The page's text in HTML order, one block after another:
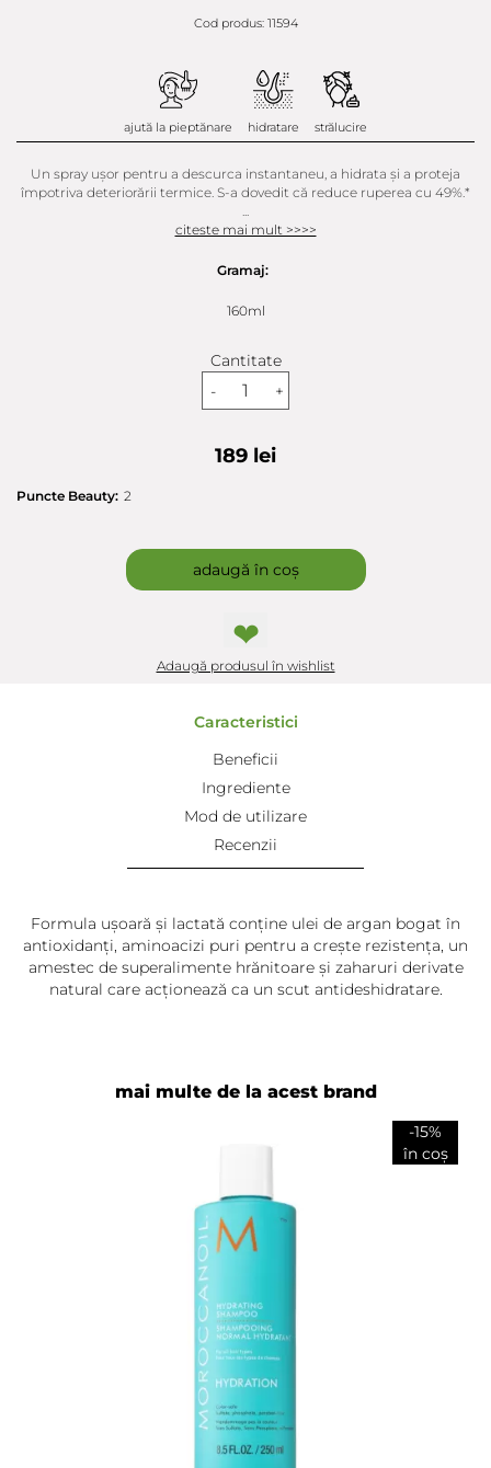
Cod produs: 11594
ajută la pieptănare hidratare strălucire
Un spray ușor pentru a descurca instantaneu, a hidrata și a proteja
împotriva deteriorării termice. S-a dovedit că reduce ruperea cu 49%.*
...
citeste mai mult >>>>
Gramaj:
160ml
Cantitate
-
+
189 lei
Puncte Beauty: 2
adaugă în coș
❤
Adaugă produsul în wishlist
Caracteristici
Beneficii
Ingrediente
Mod de utilizare
Recenzii
Formula ușoară și lactată conține ulei de argan bogat în
antioxidanți, aminoacizi puri pentru a crește rezistența, un
amestec de superalimente hrănitoare și zaharuri derivate
natural care acționează ca un scut antideshidratare.
parul absoarbe produsul foarte bine si usor, nu
stralucitor, hidratat. Perfect pentru ingrijirea zilnica.
Adaugă review
mai multe de la acest brand
-15%
în coș